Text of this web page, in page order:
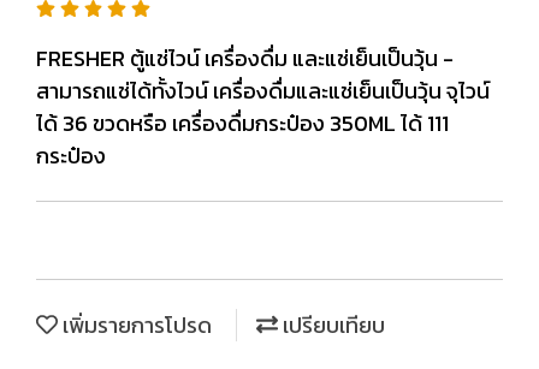
FRESHER ตู้แช่ไวน์ เครื่องดื่ม และแช่เย็นเป็นวุ้น -
สามารถแช่ได้ทั้งไวน์ เครื่องดื่มและแช่เย็นเป็นวุ้น จุไวน์
ได้ 36 ขวดหรือ เครื่องดื่มกระป๋อง 350ML ได้ 111
กระป๋อง
เพิ่มรายการโปรด
เปรียบเทียบ